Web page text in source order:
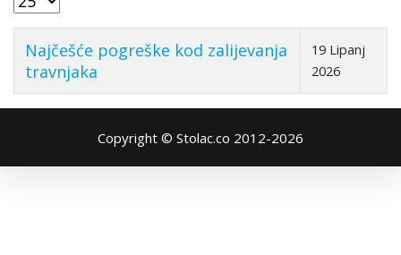
Najčešće pogreške kod zalijevanja
travnjaka
19 Lipanj
2026
Copyright © Stolac.co 2012-2026